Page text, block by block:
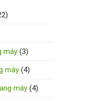
máy (3)
máy (4)
máy (4)